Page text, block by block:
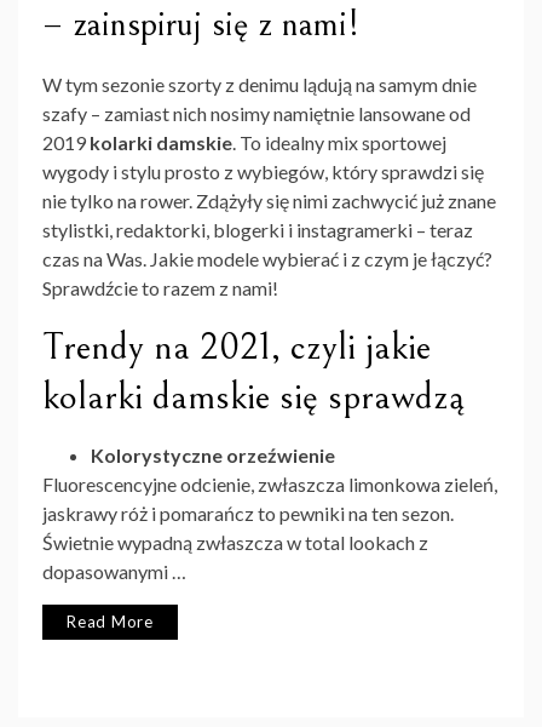
– zainspiruj się z nami!
W tym sezonie szorty z denimu lądują na samym dnie
szafy – zamiast nich nosimy namiętnie lansowane od
2019 kolarki damskie . To idealny mix sportowej
wygody i stylu prosto z wybiegów, który sprawdzi się
nie tylko na rower. Zdążyły się nimi zachwycić już znane
stylistki, redaktorki, blogerki i instagramerki – teraz
czas na Was. Jakie modele wybierać i z czym je łączyć?
Sprawdźcie to razem z nami!
Trendy na 2021, czyli jakie
kolarki damskie się sprawdzą
Kolorystyczne orzeźwienie
Fluorescencyjne odcienie, zwłaszcza limonkowa zieleń,
jaskrawy róż i pomarańcz to pewniki na ten sezon.
Świetnie wypadną zwłaszcza w total lookach z
dopasowanymi …
Read More